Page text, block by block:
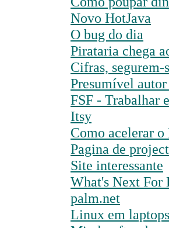
Novo HotJava
O bug do dia
Pirataria chega
Cifras, segurem-
Presumível
FSF - Trabalhar
Itsy
Como acelerar
Pagina de
Site interessante
What's Next For
palm.net
Linux em laptops